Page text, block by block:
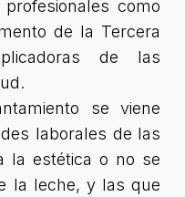
como
de la Tercera
de las
se viene
laborales de las
la estética o no se
la leche, y las que